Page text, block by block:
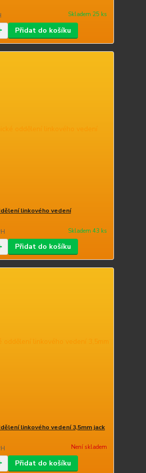
Skladem 25 ks
Přidat do košíku
linkového vedení
Skladem 43 ks
Přidat do košíku
linkového vedení 3,5mm jack
Není skladem
Přidat do košíku